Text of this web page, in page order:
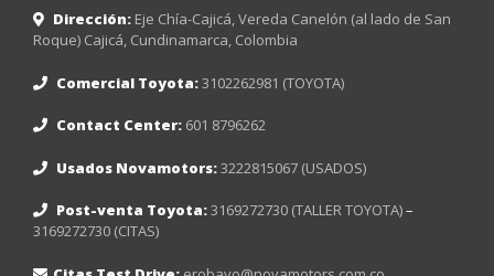
Dirección: Eje Chía-Cajicá, Vereda Canelón (al lado de San
Roque) Cajicá, Cundinamarca, Colombia
Comercial Toyota:3102262981 (TOYOTA)
Contact Center: 601 8796262
Usados Novamotors:3222815067 (USADOS)
Post-venta Toyota:3169272730 (TALLER TOYOTA)–
3169272730 (CITAS)